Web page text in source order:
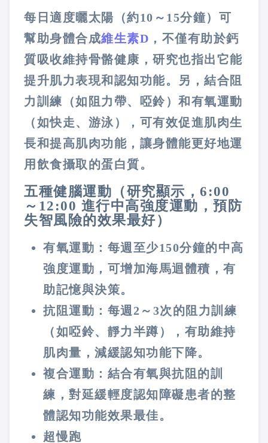
每日適度曬太陽（約10～15分鐘）可
幫助身體合成維生素D ，不僅有助於鈣
質吸收維持骨骼健康，研究也指出它能
提升肌力表現和認知功能。另，結合阻
力訓練（如阻力帶、啞鈴）和有氧運動
（如快走、游泳），可有效促進肌肉生
長和提高肌肉功能，讓身體能更好地運
用飲食攝取的蛋白質。
五種健腦運動（研究顯示，6:00
～12:00 進行中高強度運動，預防
失智風險的效果最好）
有氧運動：每週至少150分鐘的中高
強度運動，可增加海馬迴體積，有
助記憶與決策。
抗阻運動：每週2～3次的阻力訓練
（如啞鈴、靜力半蹲），有助維持
肌肉量，減緩認知功能下降。
複合運動：結合有氧與抗阻的訓
練，對延緩輕度認知障礙患者的整
體認知功能效果最佳。
超慢跑